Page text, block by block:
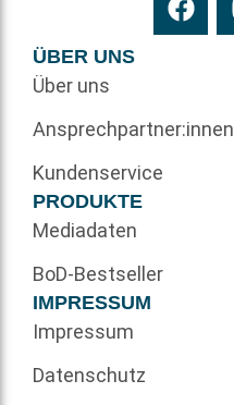
ÜBER UNS
Über uns
Ansprechpartner:innen
Kundenservice
PRODUKTE
Mediadaten
BoD-Bestseller
IMPRESSUM
Impressum
Datenschutz